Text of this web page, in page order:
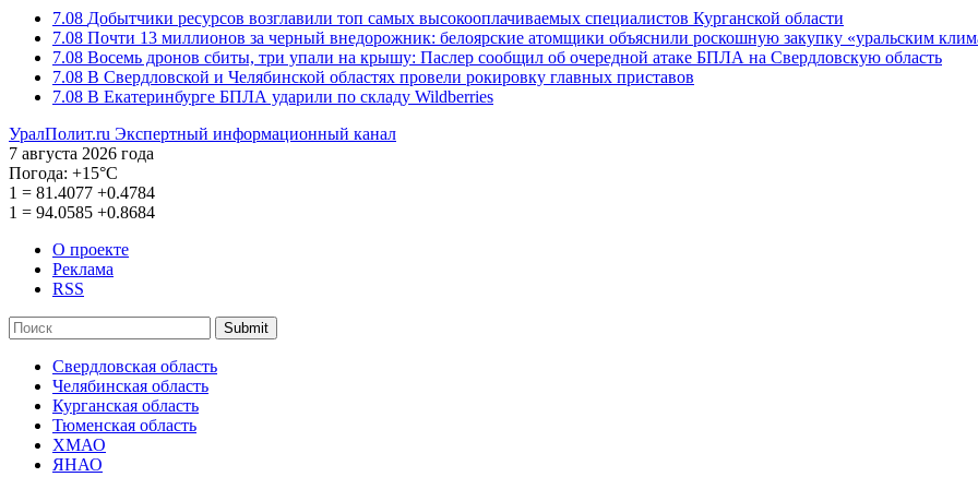
7.08 Добытчики ресурсов возглавили топ самых высокооплачиваемых специалистов Курганской области
7.08 Почти 13 миллионов за черный внедорожник: белоярские атомщики объяснили роскошную закупку «уральским
7.08 Восемь дронов сбиты, три упали на крышу: Паслер сообщил об очередной атаке БПЛА на Свердловскую область
7.08 В Свердловской и Челябинской областях провели рокировку главных приставов
7.08 В Екатеринбурге БПЛА ударили по складу Wildberries
УралПолит.ru Экспертный информационный канал
7 августа 2026 года
Погода: +15°С
1 = 81.4077 +0.4784
1 = 94.0585 +0.8684
О проекте
Реклама
RSS
Submit
Свердловская область
Челябинская область
Курганская область
Тюменская область
ХМАО
ЯНАО